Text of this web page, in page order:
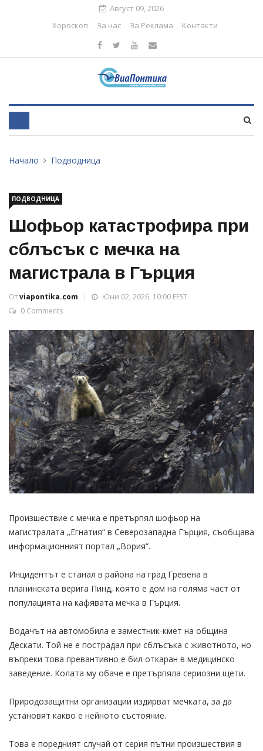
Август 09, 2026
Хороскоп
За нас За Реклама Контакти
Начало Подводница
ПОДВОДНИЦА
Шофьор катастрофира при
сблъсък с мечка на
магистрала в Гърция
Отviapontika.com
Юни 02, 2026, 10:00 EEST
0 Comments
Произшествие с мечка е претърпял шофьор на
магистралата „Егнатия“ в Северозападна Гърция, съобщава
информационният портал „Вория“.
Инцидентът е станал в района на град Гревена в
планинската верига Пинд, която е дом на голяма част от
популацията на кафявата мечка в Гърция.
Водачът на автомобила е заместник-кмет на община
Дескати. Той не е пострадал при сблъсъка с животното, но
въпреки това превантивно е бил откаран в медицинско
заведение. Колата му обаче е претърпяла сериозни щети.
Природозащитни организации издирват мечката, за да
установят какво е нейното състояние.
Това е поредният случай от серия пътни произшествия в